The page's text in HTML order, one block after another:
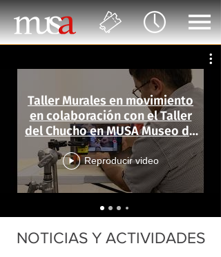
Taller Murales en movimiento
en colaboración con el Taller
del Chucho en MUSA Museo de
las Artes
Reproducir video
NOTICIAS Y ACTIVIDADES